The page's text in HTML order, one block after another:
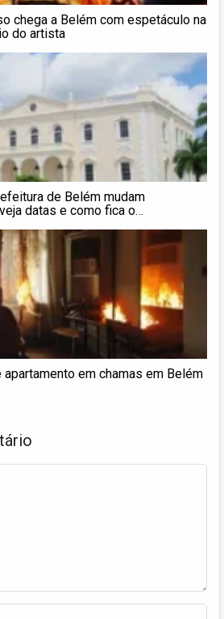
chega a Belém com espetáculo na
do artista
de Belém mudam
datas e como fica o
em chamas em Belém